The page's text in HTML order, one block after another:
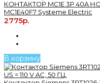
КОНТАКТОР MC1E 3P 40A
MC1E40F7 Systeme Electric
2775р.
В корзину